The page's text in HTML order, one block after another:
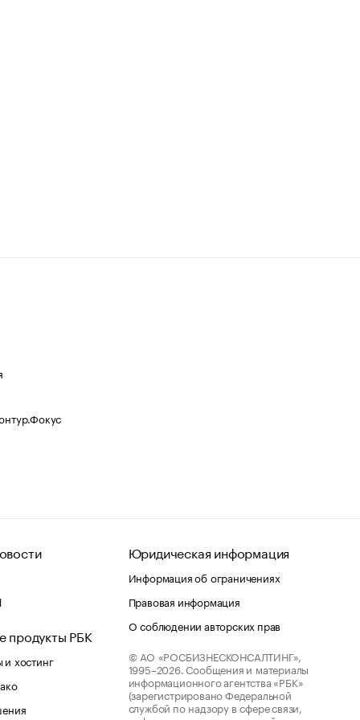
продукты РБК
хостинг
Юридическая информация
Информация об ограничениях
Правовая информация
О соблюдении авторских прав
© АО «РОСБИЗНЕСКОНСАЛТИНГ»,
1995–2026. Сообщения и материалы
информационного агентства «РБК»
(зарегистрировано Федеральной
службой по надзору в сфере связи,